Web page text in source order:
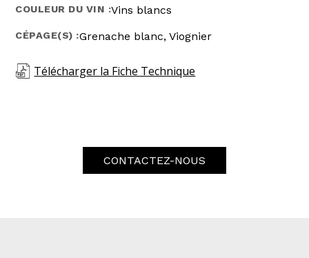
COULEUR DU VIN :Vins blancs
CÉPAGE(S) :Grenache blanc, Viognier
Télécharger la Fiche Technique
CONTACTEZ-NOUS